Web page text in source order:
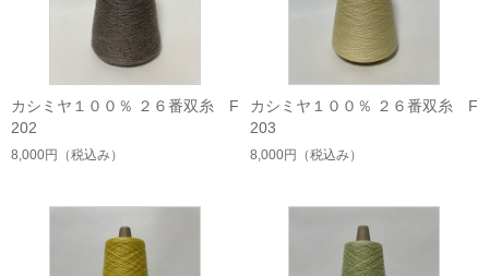
カシミヤ１００％ ２６番双糸 F
202
8,000円 （税込み）
カシミヤ１００％ ２６番双糸 F
203
8,000円 （税込み）